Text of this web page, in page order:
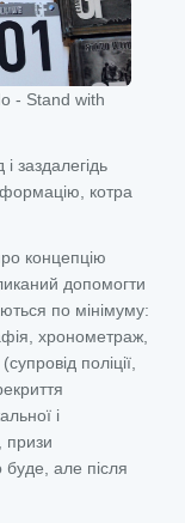
- Stand with
заздалегідь
котра
концепцію
допомогти
по мінімуму:
хронометраж,
поліції,
і
призи
але після